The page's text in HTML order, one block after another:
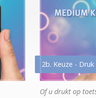
2b. Keuze -
Of u drukt op